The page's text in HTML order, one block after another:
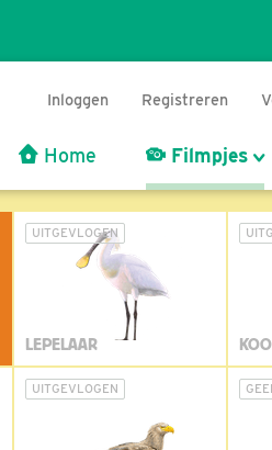
Inloggen Registreren
Home Filmpjes
UITGEVLOGEN
LEPELAAR
UITGEVLOGEN